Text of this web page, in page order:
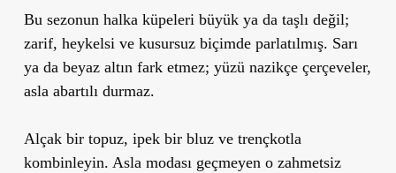
Bu sezonun halka küpeleri büyük ya da taşlı değil;
zarif, heykelsi ve kusursuz biçimde parlatılmış. Sarı
ya da beyaz altın fark etmez; yüzü nazikçe çerçeveler,
asla abartılı durmaz.
Alçak bir topuz, ipek bir bluz ve trençkotla
kombinleyin. Asla modası geçmeyen o zahmetsiz